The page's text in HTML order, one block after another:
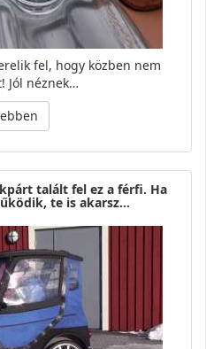
fel, hogy közben nem
Jól néznek…
talált fel ez a férfi. Ha
te is akarsz…